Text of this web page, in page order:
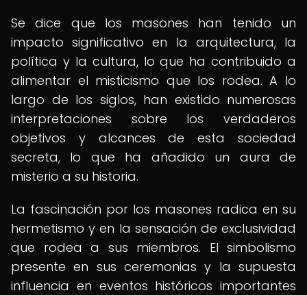
Se dice que los masones han tenido un
impacto significativo en la arquitectura, la
política y la cultura, lo que ha contribuido a
alimentar el misticismo que los rodea. A lo
largo de los siglos, han existido numerosas
interpretaciones sobre los verdaderos
objetivos y alcances de esta sociedad
secreta, lo que ha añadido un aura de
misterio a su historia.
La fascinación por los masones radica en su
hermetismo y en la sensación de exclusividad
que rodea a sus miembros. El simbolismo
presente en sus ceremonias y la supuesta
influencia en eventos históricos importantes